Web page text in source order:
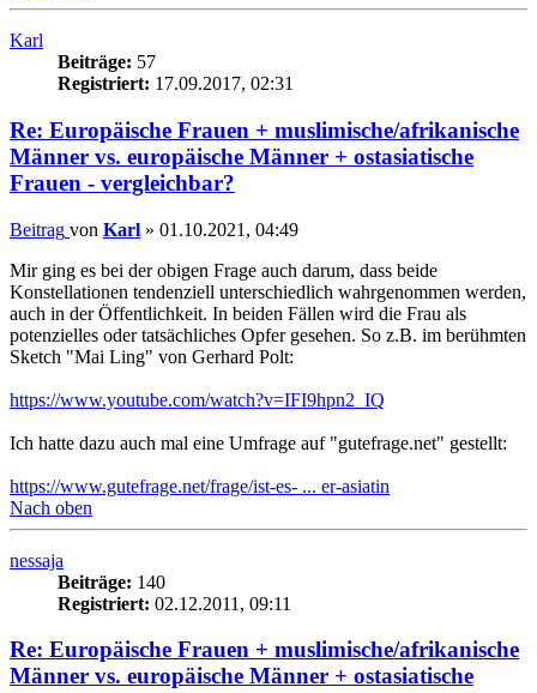
Karl
Beiträge: 57
Registriert: 17.09.2017, 02:31
Re: Europäische Frauen + muslimische/afrikanische
Männer vs. europäische Männer + ostasiatische
Frauen - vergleichbar?
Beitrag von Karl » 01.10.2021, 04:49
Mir ging es bei der obigen Frage auch darum, dass beide
Konstellationen tendenziell unterschiedlich wahrgenommen werden,
auch in der Öffentlichkeit. In beiden Fällen wird die Frau als
potenzielles oder tatsächliches Opfer gesehen. So z.B. im berühmten
Sketch "Mai Ling" von Gerhard Polt:
https://www.youtube.com/watch?v=IFI9hpn2_IQ
Ich hatte dazu auch mal eine Umfrage auf "gutefrage.net" gestellt:
https://www.gutefrage.net/frage/ist-es- ... er-asiatin
Nach oben
nessaja
Beiträge: 140
Registriert: 02.12.2011, 09:11
Re: Europäische Frauen + muslimische/afrikanische
Männer vs. europäische Männer + ostasiatische